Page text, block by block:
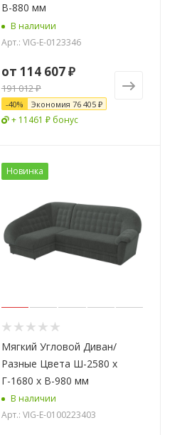
В-880 мм
В наличии
Арт.: VIG-E-0123346
от 114 607 ₽
191 012 ₽
-40% Экономия 76 405 ₽
+ 11461 ₽ бонус
Новинка
Мягкий Угловой Диван/
Разные Цвета Ш-2580 х
Г-1680 х В-980 мм
В наличии
Арт.: VIG-E-0100223403